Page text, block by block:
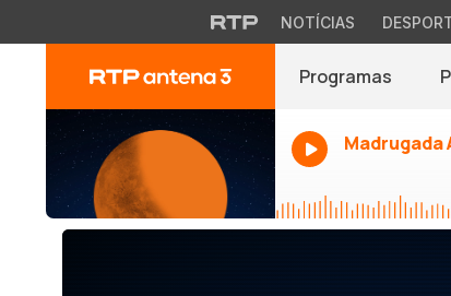
NOTÍCIAS
Programas
Madrugada